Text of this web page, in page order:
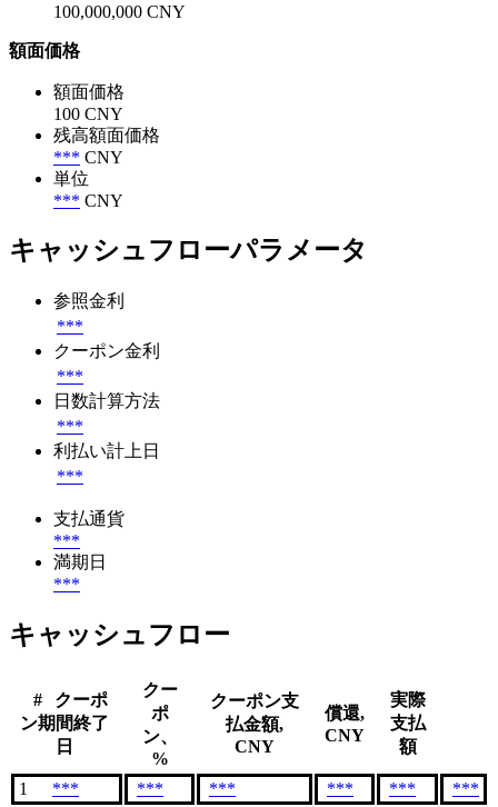
100,000,000 CNY
額面価格
額面価格
100 CNY
残高額面価格
*** CNY
単位
*** CNY
キャッシュフローパラメータ
参照金利
***
クーポン金利
***
日数計算方法
***
利払い計上日
***
支払通貨
***
満期日
***
キャッシュフロー
#
クーポ
ン期間終了
日
クー
ポ
ン、
%
クーポン支
払金額,
CNY
償還,
CNY
実際
支払
額
1 *** *** *** *** ***
***